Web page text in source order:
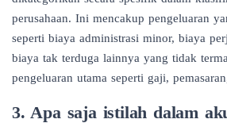
perusahaan. Ini mencakup pengeluaran
seperti biaya administrasi minor, biaya
biaya tak terduga lainnya yang tidak
pengeluaran utama seperti gaji,
3. Apa saja istilah dalam